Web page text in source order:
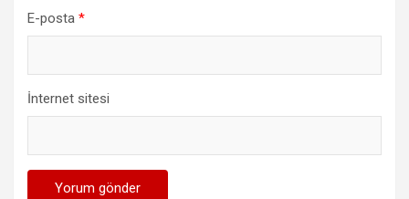
E-posta *
İnternet sitesi